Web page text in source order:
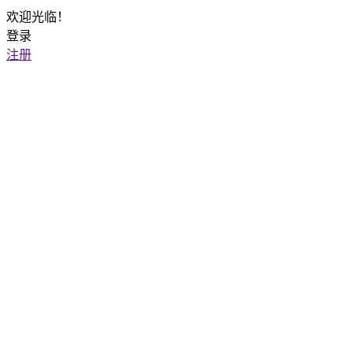
欢迎光临！
登录
注册